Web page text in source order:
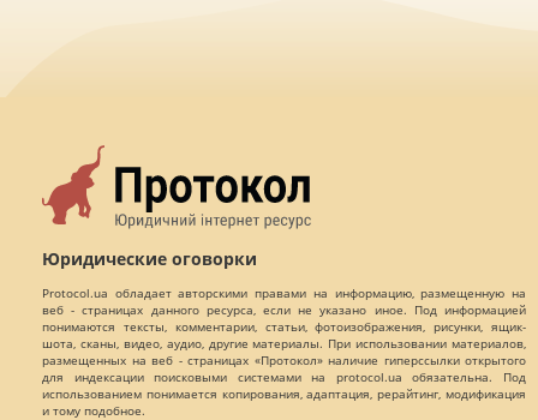
Юридические оговорки
Protocol.ua обладает авторскими правами на информацию, размещенную на
веб - страницах данного ресурса, если не указано иное. Под информацией
понимаются тексты, комментарии, статьи, фотоизображения, рисунки, ящик-
шота, сканы, видео, аудио, другие материалы. При использовании материалов,
размещенных на веб - страницах «Протокол» наличие гиперссылки открытого
для индексации поисковыми системами на protocol.ua обязательна. Под
использованием понимается копирования, адаптация, рерайтинг, модификация
и тому подобное.